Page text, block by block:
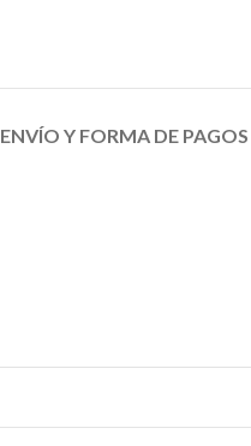
ENVÍO Y FORMA DE PAGOS​